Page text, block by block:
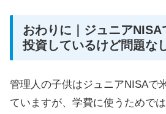
おわりに｜ジュニアNISA
投資しているけど問題な
管理人の子供はジュニアNISAで
ていますが、学費に使うためで